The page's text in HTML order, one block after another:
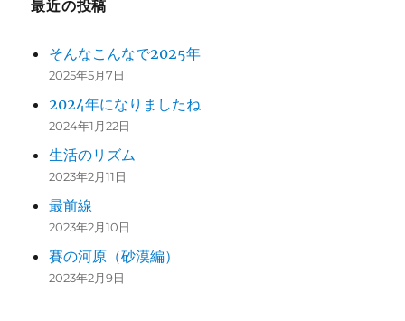
最近の投稿
そんなこんなで2025年
2025年5月7日
2024年になりましたね
2024年1月22日
生活のリズム
2023年2月11日
最前線
2023年2月10日
賽の河原（砂漠編）
2023年2月9日